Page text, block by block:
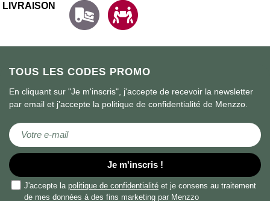
TOUS LES CODES PROMO
En cliquant sur "Je m'inscris", j'accepte de recevoir la newsletter
par email et j'accepte la politique de confidentialité de Menzzo.
Inscription à notre lettre d’information :
Je m'inscris !
J'accepte la politique de confidentialité et je consens au traitement
de mes données à des fins marketing par Menzzo
LIVRAISON